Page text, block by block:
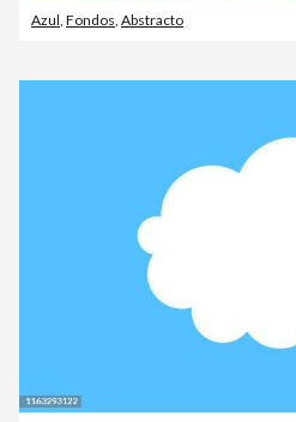
Azul Fondos Abstracto